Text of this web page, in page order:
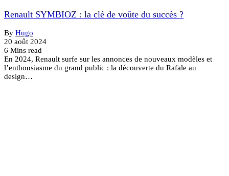
Renault SYMBIOZ : la clé de voûte du succès ?
By Hugo
20 août 2024
6 Mins read
En 2024, Renault surfe sur les annonces de nouveaux modèles et
l’enthousiasme du grand public : la découverte du Rafale au
design…